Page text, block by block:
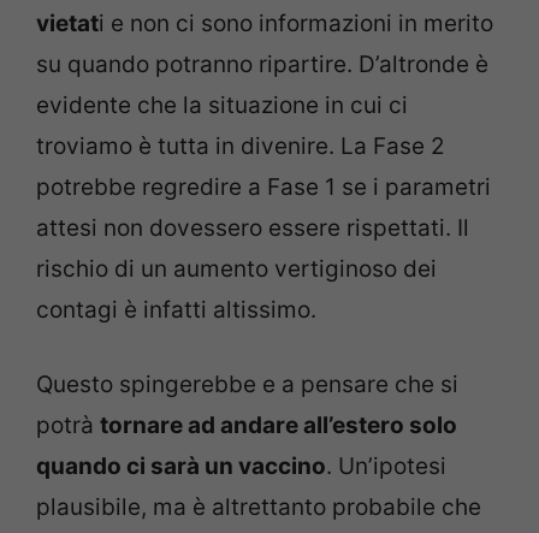
vietati e non ci sono informazioni in merito
su quando potranno ripartire. D’altronde è
evidente che la situazione in cui ci
troviamo è tutta in divenire. La Fase 2
potrebbe regredire a Fase 1 se i parametri
attesi non dovessero essere rispettati. Il
rischio di un aumento vertiginoso dei
contagi è infatti altissimo.
Questo spingerebbe e a pensare che si
potrà tornare ad andare all’estero solo
quando ci sarà un vaccino. Un’ipotesi
plausibile, ma è altrettanto probabile che